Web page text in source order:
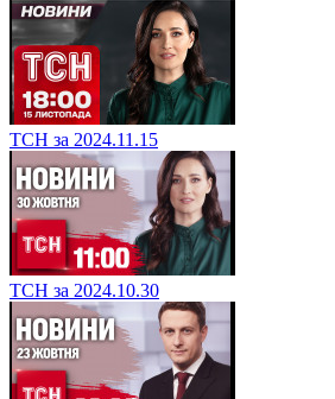
ТСН за 2024.11.15
ТСН за 2024.10.30